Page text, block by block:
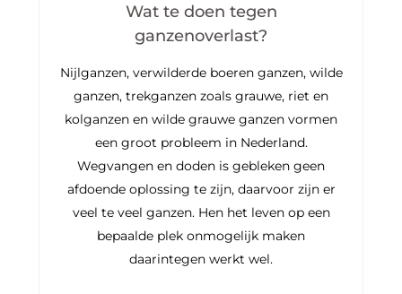
Wat te doen tegen
ganzenoverlast?
Nijlganzen, verwilderde boeren ganzen, wilde
ganzen, trekganzen zoals grauwe, riet en
kolganzen en wilde grauwe ganzen vormen
een groot probleem in Nederland.
Wegvangen en doden is gebleken geen
afdoende oplossing te zijn, daarvoor zijn er
veel te veel ganzen. Hen het leven op een
bepaalde plek onmogelijk maken
daarintegen werkt wel.